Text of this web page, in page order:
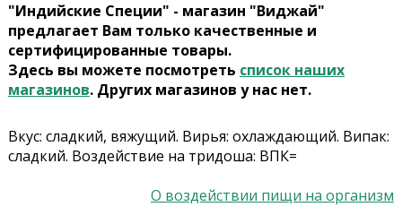
"Индийские Специи" - магазин "Виджай"
предлагает Вам только качественные и
сертифицированные товары.
Здесь вы можете посмотреть список наших
магазинов. Других магазинов у нас нет.
Вкус: сладкий, вяжущий. Вирья: охлаждающий. Випак:
сладкий. Воздействие на тридоша: ВПК=
О воздействии пищи на организм